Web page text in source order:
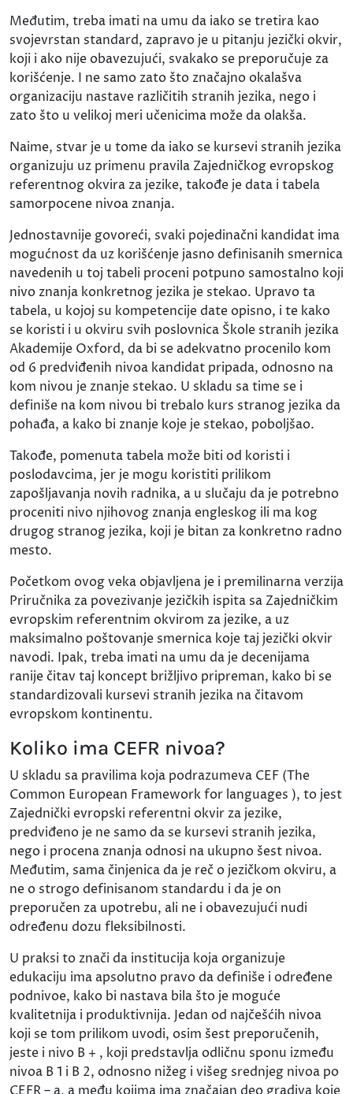
Međutim, treba imati na umu da iako se tretira kao
svojevrstan standard, zapravo je u pitanju jezički okvir,
koji i ako nije obavezujući, svakako se preporučuje za
korišćenje. I ne samo zato što značajno okalašva
organizaciju nastave različitih stranih jezika, nego i
zato što u velikoj meri učenicima može da olakša.
Naime, stvar je u tome da iako se kursevi stranih jezika
organizuju uz primenu pravila Zajedničkog evropskog
referentnog okvira za jezike, takođe je data i tabela
samorpocene nivoa znanja.
Jednostavnije govoreći, svaki pojedinačni kandidat ima
mogućnost da uz korišćenje jasno definisanih smernica
navedenih u toj tabeli proceni potpuno samostalno koji
nivo znanja konkretnog jezika je stekao. Upravo ta
tabela, u kojoj su kompetencije date opisno, i te kako
se koristi i u okviru svih poslovnica Škole stranih jezika
Akademije Oxford, da bi se adekvatno procenilo kom
od 6 predviđenih nivoa kandidat pripada, odnosno na
kom nivou je znanje stekao. U skladu sa time se i
definiše na kom nivou bi trebalo kurs stranog jezika da
pohađa, a kako bi znanje koje je stekao, poboljšao.
Takođe, pomenuta tabela može biti od koristi i
poslodavcima, jer je mogu koristiti prilikom
zapošljavanja novih radnika, a u slučaju da je potrebno
proceniti nivo njihovog znanja engleskog ili ma kog
drugog stranog jezika, koji je bitan za konkretno radno
mesto.
Početkom ovog veka objavljena je i premilinarna verzija
Priručnika za povezivanje jezičkih ispita sa Zajedničkim
evropskim referentnim okvirom za jezike, a uz
maksimalno poštovanje smernica koje taj jezički okvir
navodi. Ipak, treba imati na umu da je decenijama
ranije čitav taj koncept brižljivo pripreman, kako bi se
standardizovali kursevi stranih jezika na čitavom
evropskom kontinentu.
Koliko ima CEFR nivoa?
U skladu sa pravilima koja podrazumeva CEF (The
Common European Framework for languages ), to jest
Zajednički evropski referentni okvir za jezike,
predviđeno je ne samo da se kursevi stranih jezika,
nego i procena znanja odnosi na ukupno šest nivoa.
Međutim, sama činjenica da je reč o jezičkom okviru, a
ne o strogo definisanom standardu i da je on
preporučen za upotrebu, ali ne i obavezujući nudi
određenu dozu fleksibilnosti.
U praksi to znači da institucija koja organizuje
edukaciju ima apsolutno pravo da definiše i određene
podnivoe, kako bi nastava bila što je moguće
kvalitetnija i produktivnija. Jedan od najčešćih nivoa
koji se tom prilikom uvodi, osim šest preporučenih,
jeste i nivo B + , koji predstavlja odličnu sponu između
nivoa B 1 i B 2, odnosno nižeg i višeg srednjeg nivoa po